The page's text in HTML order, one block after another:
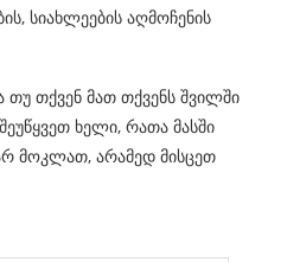
სიახლეების აღმოჩენის
თუ თქვენ მათ თქვენს შვილში
ხელი, რათა მასში
მოკლათ, არამედ მისცეთ